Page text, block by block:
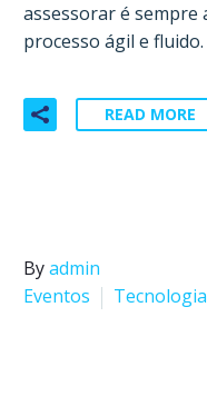
assessorar é
processo ágil e fluido.
READ MORE
Byadmin
Eventos
Tecnologia